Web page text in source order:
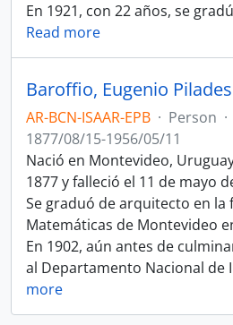
En 1921, con 22 años, se
Read more
Baroffio, Eugenio Pilades
AR-BCN-ISAAR-EPB · Person ·
1877/08/15-1956/05/11
Nació en Montevideo,
1877 y falleció el 11 de mayo
Se graduó de arquitecto en la
Matemáticas de Montevideo
En 1902, aún antes de
al Departamento Nacional de
more